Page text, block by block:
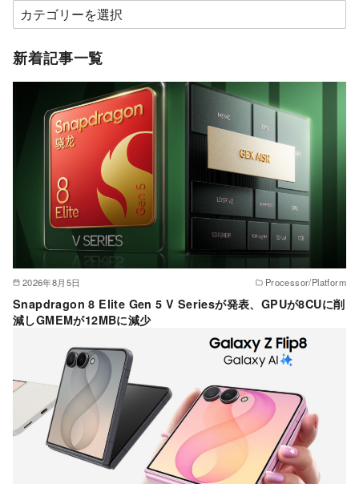
カ
テ
ゴ
新着記事一覧
2026年8月5日 Processor/Platform
Snapdragon 8 Elite Gen 5 V Seriesが発表、GPUが8CUに削
減しGMEMが12MBに減少